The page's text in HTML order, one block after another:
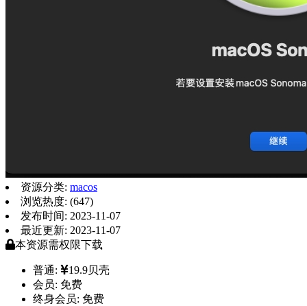
资源分类: macos
浏览热度: (647)
发布时间: 2023-11-07
最近更新: 2023-11-07
本资源需权限下载
普通:
19.9贝壳
会员: 免费
终身会员: 免费